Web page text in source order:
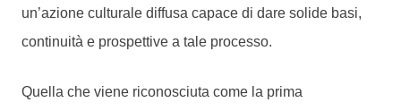
un’azione culturale diffusa capace di dare solide basi,
continuità e prospettive a tale processo.
Quella che viene riconosciuta come la prima